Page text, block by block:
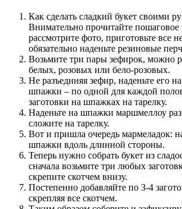
Как сделать сладкий букет своими
Внимательно прочитайте пошаговое
рассмотрите фото, приготовьте все
обязательно наденьте резиновые
Возьмите три пары зефирок, можно
белых, розовых или бело-розовых.
Не разъединяя зефир, наденьте его
шпажки – по одной для каждой
заготовки на шпажках на тарелку.
Наденьте на шпажки маршмеллоу
сложите на тарелку.
Вот и пришла очередь мармеладок:
шпажки вдоль длинной стороны.
Теперь нужно собрать букет из
сначала возьмите три любых
скрепите скотчем внизу.
Постепенно добавляйте по 3-4
скрепляя все скотчем.